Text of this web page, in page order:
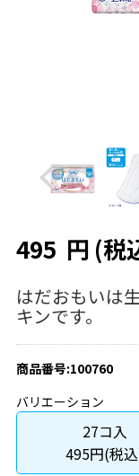
Previous
495 円 (税
はだおもいは
キンです。
商品番号:100760
バリエーション
27コ入
495円(税